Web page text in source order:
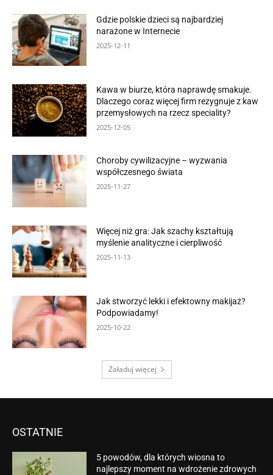
Gdzie polskie dzieci są najbardziej
narażone w Internecie
2025-12-11
Kawa w biurze, która naprawdę smakuje.
Dlaczego coraz więcej firm rezygnuje z kaw
przemysłowych na rzecz speciality?
2025-12-05
Choroby cywilizacyjne – wyzwania
współczesnego świata
2025-11-27
Więcej niż gra: Jak szachy kształtują
myślenie analityczne i cierpliwość
2025-11-13
Jak stworzyć lekki i efektowny makijaż?
Podpowiadamy!
2025-10-22
Załaduj więcej
OSTATNIE
5 powodów, dla których wiosna to
najlepszy moment na wdrożenie zdrowych